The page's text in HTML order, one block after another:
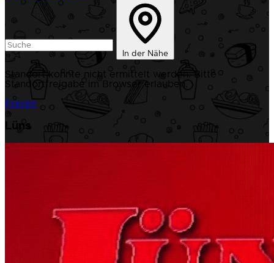
In der Nähe
Standort konnte nicht ermittelt werden. Bitte
Standortfreigabe im Browser erlauben.
Freren
Lüns